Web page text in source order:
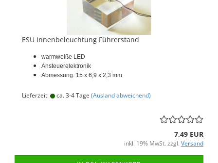
ESU Innenbeleuchtung Führerstand
warmweiße LED
Ansteuerelektronik
Abmessung: 15 x 6,9 x 2,3 mm
Lieferzeit: ca. 3-4 Tage (Ausland abweichend)
7,49 EUR
inkl. 19% MwSt. zzgl. Versand